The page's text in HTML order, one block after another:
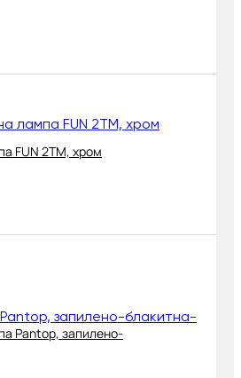
FUN 2TM, хром
Pantop, запилено-